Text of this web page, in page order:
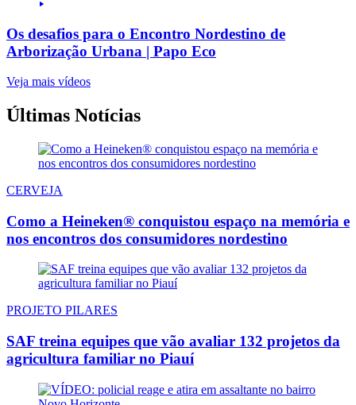
Os desafios para o Encontro Nordestino de
Arborização Urbana | Papo Eco
Veja mais vídeos
Últimas Notícias
CERVEJA
Como a Heineken® conquistou espaço na memória e
nos encontros dos consumidores nordestino
PROJETO PILARES
SAF treina equipes que vão avaliar 132 projetos da
agricultura familiar no Piauí